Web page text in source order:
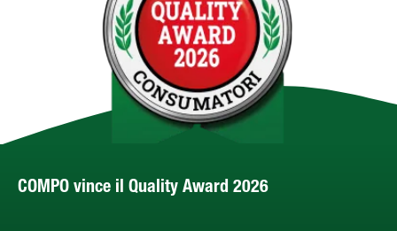
COMPO vince il Quality Award 2026